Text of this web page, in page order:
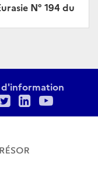
N° 194 du
d'information
TwitterLinkedIn